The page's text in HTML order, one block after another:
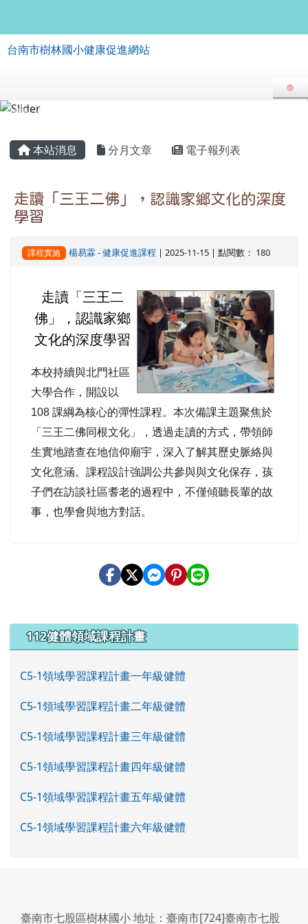
台南市樹林國小健康促進網站
本站消息 分月文章 電子報列表
走讀「三王二佛」，認識家鄉文化的深度
學習
課程實施 楊易霖-健康促進課程 | 2025-11-15 | 點閱數： 180
image
走讀「三王二
佛」，認識家鄉
文化的深度學習
本校持續與北門社區
大學合作，開設以
108 課綱為核心的彈性課程。本次備課主題聚焦於
「三王二佛同根文化」，透過走讀的方式，帶領師
生實地踏查在地信仰廟宇，深入了解其歷史脈絡與
文化意涵。課程設計強調公共參與與文化保存，孩
子們在訪談社區耆老的過程中，不僅傾聽長輩的故
事，也學會與地方對話。
左邊區域內容
112健體領域課程計畫
C5-1領域學習課程計畫一年級健體
C5-1領域學習課程計畫二年級健體
C5-1領域學習課程計畫三年級健體
C5-1領域學習課程計畫四年級健體
C5-1領域學習課程計畫五年級健體
C5-1領域學習課程計畫六年級健體
臺南市七股區樹林國小 地址：臺南市[724]臺南市七股